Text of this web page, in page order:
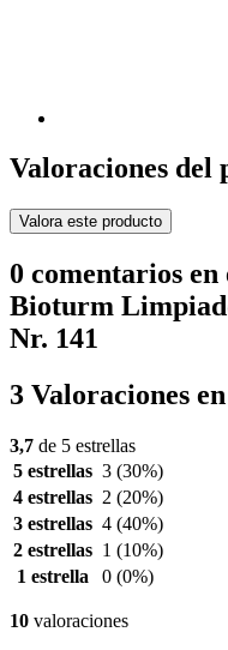
Valoraciones del
Valora este producto
0 comentarios
Bioturm
Nr. 141
3 Valoraciones
3,7 de 5 estrellas
5 estrellas 3 (30%)
4 estrellas 2 (20%)
3 estrellas 4 (40%)
2 estrellas 1 (10%)
1 estrella
0 (0%)
10 valoraciones